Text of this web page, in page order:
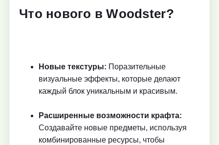
Что нового в Woodster?
Новые текстуры: Поразительные
визуальные эффекты, которые делают
каждый блок уникальным и красивым.
Расширенные возможности крафта:
Создавайте новые предметы, используя
комбинированные ресурсы, чтобы